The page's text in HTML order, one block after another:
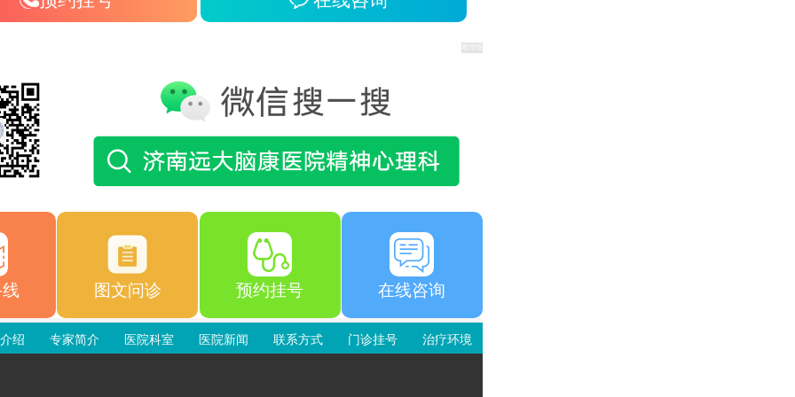
图文问诊 预约挂号 在线咨询
绍 专家简介 医院科室 医院新闻 联系方式 门诊挂号 治疗环境